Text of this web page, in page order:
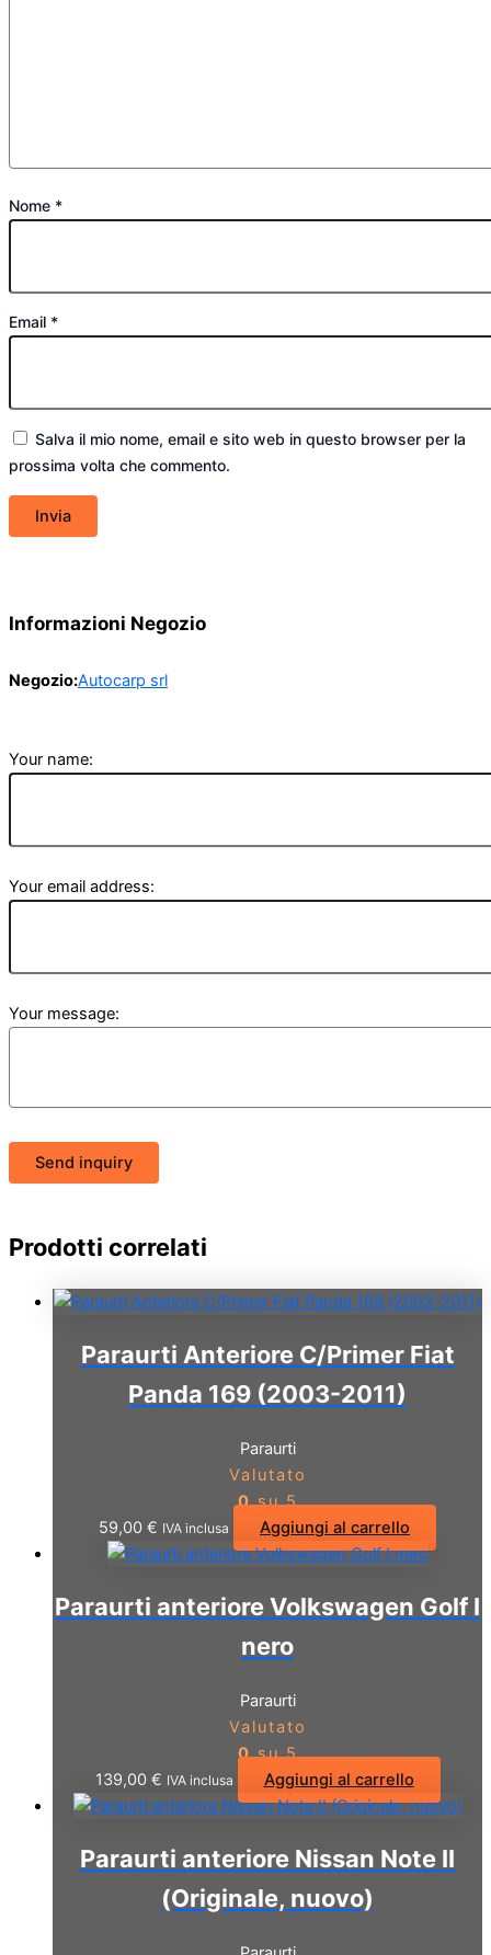
Nome *
Email *
Salva il mio nome, email e sito web in questo browser per la
prossima volta che commento.
Informazioni Negozio
Negozio:Autocarp srl
Your name:
Your email address:
Your message:
Send inquiry
Prodotti correlati
Paraurti Anteriore C/Primer Fiat
Panda 169 (2003-2011)
Paraurti
Valutato
0su 5
59,00 € IVA inclusa Aggiungi al carrello
Paraurti anteriore Volkswagen Golf I
nero
Paraurti
Valutato
0su 5
139,00 € IVA inclusa Aggiungi al carrello
Paraurti anteriore Nissan Note II
(Originale, nuovo)